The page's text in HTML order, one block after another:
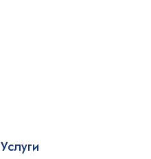
Услуги